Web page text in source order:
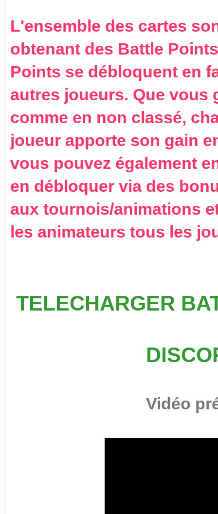
L'ensemble des cartes
obtenant des Battle
Points se débloquent en
autres joueurs. Que vous
comme en non classé,
joueur apporte son gain
vous pouvez également
en débloquer via des
aux tournois/animations
les animateurs tous les
TELECHARGER
Vidéo